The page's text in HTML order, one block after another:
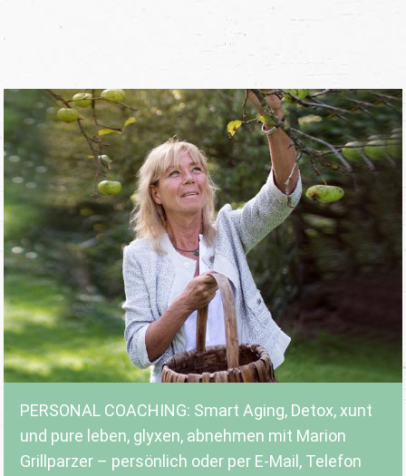
PERSONAL COACHING: Smart Aging, Detox, xunt
und pure leben, glyxen, abnehmen mit Marion
Grillparzer – persönlich oder per E-Mail, Telefon